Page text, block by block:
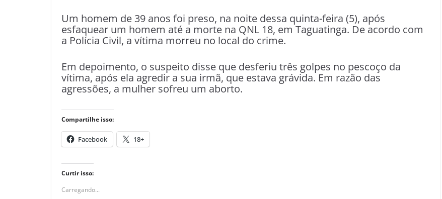
Um homem de 39 anos foi preso, na noite dessa quinta-feira (5), após
esfaquear um homem até a morte na QNL 18, em Taguatinga. De acordo com
a Polícia Civil, a vítima morreu no local do crime.
Em depoimento, o suspeito disse que desferiu três golpes no pescoço da
vítima, após ela agredir a sua irmã, que estava grávida. Em razão das
agressões, a mulher sofreu um aborto.
Compartilhe isso:
Facebook 18+
Curtir isso:
Carregando...